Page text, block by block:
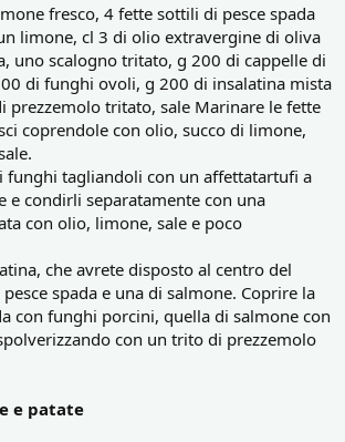
fresco, 4 fette sottili di pesce spada
limone, cl 3 di olio extravergine di oliva
uno scalogno tritato, g 200 di cappelle di
di funghi ovoli, g 200 di insalatina mista
prezzemolo tritato, sale Marinare le fette
coprendole con olio, succo di limone,
funghi tagliandoli con un affettatartufi a
e condirli separatamente con una
con olio, limone, sale e poco
che avrete disposto al centro del
spada e una di salmone. Coprire la
con funghi porcini, quella di salmone con
con un trito di prezzemolo
e patate